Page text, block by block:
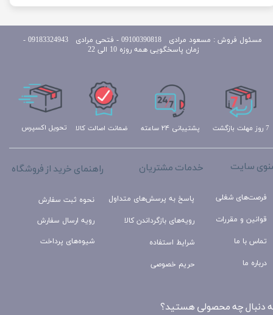
تحویل اکسپرس پشتیبانی ۲۴ ساعته 7 روز مهلت بازگشت ضمانت اصالت کالا
راهنمای خرید از فروشگاه
نحوه ثبت سفارش
رویه ارسال سفارش
شیوه‌های پرداخت
خدمات مشتریان
پاسخ به پرسش‌های متداول
رویه‌های بازگرداندن کالا
شرایط استفاده
حریم خصوصی
سایت
فرصت‌های شغلی
قوانین و مقررات
تماس با ما
درباره ما
دنبال چه محصولی هستید؟
مسئول
فروش : مسعود مرادی 09100390818​​​​​​​ ​​​​​​​- فتحی مرادی 09183324943 -
زمان پاسخگویی همه روزه 10 الی 22